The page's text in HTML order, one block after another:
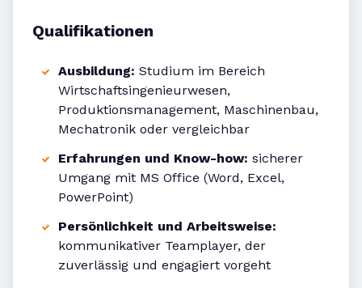
Qualifikationen
Ausbildung: Studium im Bereich
Wirtschaftsingenieurwesen,
Produktionsmanagement, Maschinenbau,
Mechatronik oder vergleichbar
Erfahrungen und Know-how: sicherer
Umgang mit MS Office (Word, Excel,
PowerPoint)
Persönlichkeit und Arbeitsweise:
kommunikativer Teamplayer, der
zuverlässig und engagiert vorgeht